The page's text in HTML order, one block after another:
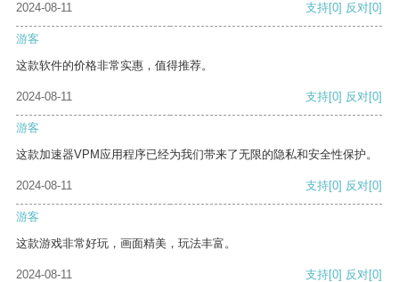
2024-08-11 支持[0] 反对[0]
游客
这款软件的价格非常实惠，值得推荐。
2024-08-11 支持[0] 反对[0]
游客
这款加速器VPM应用程序已经为我们带来了无限的隐私和安全性保护。
2024-08-11 支持[0] 反对[0]
游客
这款游戏非常好玩，画面精美，玩法丰富。
2024-08-11 支持[0] 反对[0]